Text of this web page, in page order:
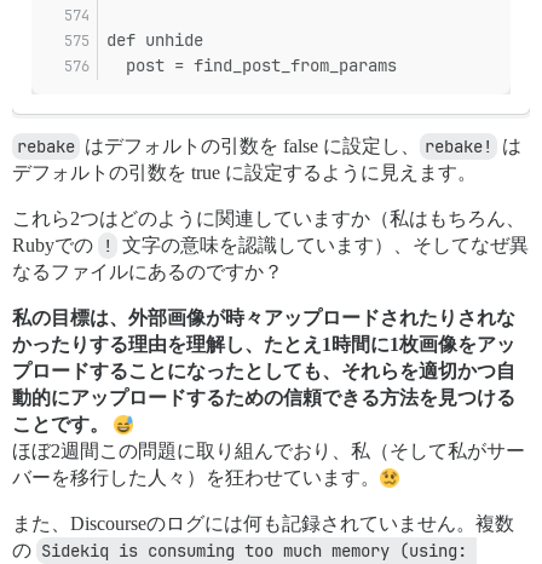
def unhide
  post = find_post_from_params
rebake はデフォルトの引数を false に設定し、 rebake!
は
デフォルトの引数を true に設定するように見えます。
これら2つはどのように関連していますか（私はもちろん、
Rubyでの
!
文字の意味を認識しています）、そしてなぜ異
なるファイルにあるのですか？
私の目標は、外部画像が時々アップロードされたりされな
かったりする理由を理解し、たとえ1時間に1枚画像をアッ
プロードすることになったとしても、それらを適切かつ自
動的にアップロードするための信頼できる方法を見つける
ことです。
ほぼ2週間この問題に取り組んでおり、私（そして私がサー
バーを移行した人々）を狂わせています。
また、Discourseのログには何も記録されていません。複数
の Sidekiq is consuming too much memory (using: